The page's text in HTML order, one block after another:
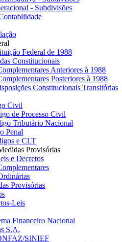
- Subdivisões
Federal de 1988
Constitucionais
Anteriores à 1988
Posteriores à 1988
Constitucionais Transitórias
Civil
de Processo Civil
Tributário Nacional
Penal
e CLT
Provisórias
e Decretos
Provisórias
Leis
Financeiro Nacional
S.A.
SINIEF